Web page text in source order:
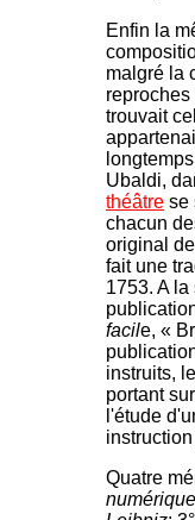
Enfin la
malgré la
trouvait
Ubaldi,
théâtre se
chacun
original
fait une
1753. A
facile, «
instruits,
portant
l'étude
Quatre